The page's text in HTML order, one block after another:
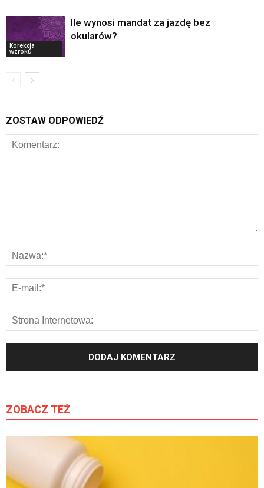
Korekcja
wzroku
Ile wynosi mandat za jazdę bez
okularów?
ZOSTAW ODPOWIEDŹ
ZOBACZ TEŻ